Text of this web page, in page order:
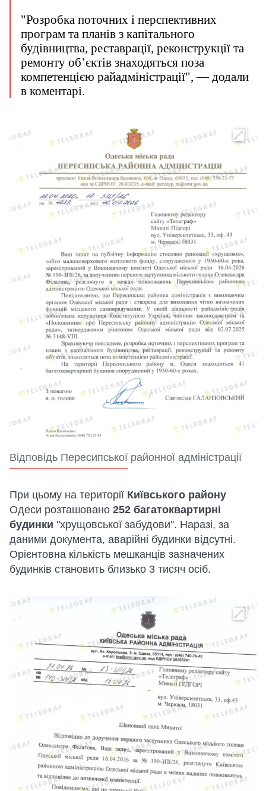
"Розробка поточних і перспективних
програм та планів з капітального
будівництва, реставрації, реконструкції та
ремонту обʼєктів знаходяться поза
компетенцією райадміністрації", — додали
в коментарі.
Відповідь Пересипської районної адміністрації
При цьому на території Київського району
Одеси розташовано 252 багатоквартирні
будинки "хрущовської забудови". Наразі, за
даними документа, аварійні будинки відсутні.
Орієнтовна кількість мешканців зазначених
будинків становить близько 3 тисяч осіб.